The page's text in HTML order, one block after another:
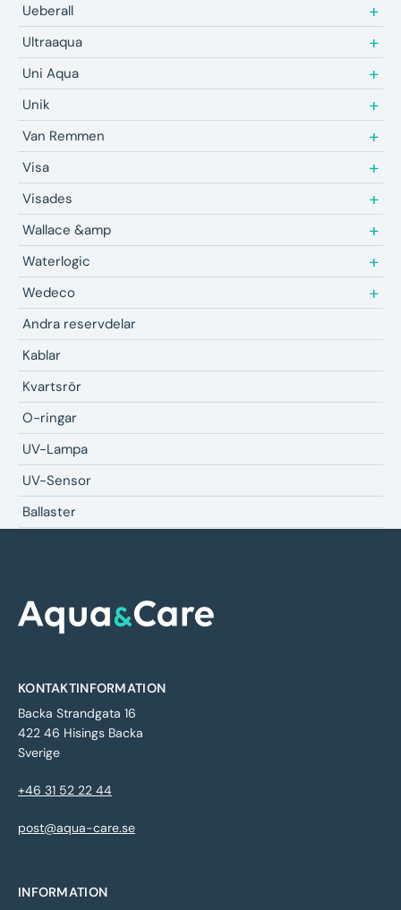
Andra reservdelar
Kablar
Kvartsrör
O-ringar
UV-Lampa
UV-Sensor
Ballaster
Ueberall
Ultraaqua
Uni Aqua
Unik
Van Remmen
Visa
Visades
Wallace &amp
Waterlogic
Wedeco
KONTAKTINFORMATION
Backa Strandgata 16
422 46 Hisings Backa
Sverige
+46 31 52 22 44
post@aqua-care.se
INFORMATION